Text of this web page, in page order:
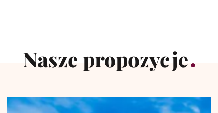
Nasze propozycje